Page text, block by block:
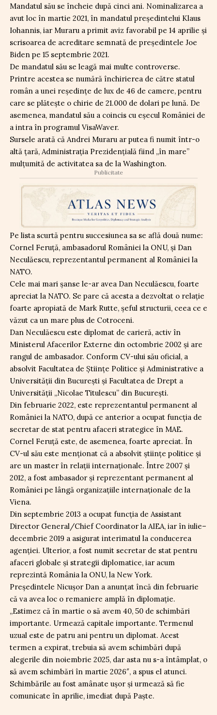
Mandatul său se încheie după cinci ani. Nominalizarea a
avut loc în martie 2021, în mandatul președintelui Klaus
Iohannis, iar Muraru a primit aviz favorabil pe 14 aprilie și
scrisoarea de acreditare semnată de președintele Joe
Biden pe 15 septembrie 2021.
De mandatul său se leagă mai multe controverse.
Printre acestea se numără închirierea de către statul
român a unei reședințe de lux de 46 de camere, pentru
care se plătește o chirie de 21.000 de dolari pe lună. De
asemenea, mandatul său a coincis cu eșecul României de
a intra în programul VisaWaver.
Sursele arată că Andrei Muraru ar putea fi numit într-o
altă țară, Administrația Prezidențială fiind „în mare”
mulțumită de activitatea sa de la Washington.
Publicitate
Pe lista scurtă pentru succesiunea sa se află două nume:
Cornel Feruță, ambasadorul României la ONU, și Dan
Neculăescu, reprezentantul permanent al României la
NATO.
Cele mai mari șanse le-ar avea Dan Neculăescu, foarte
apreciat la NATO. Se pare că acesta a dezvoltat o relație
foarte apropiată de Mark Rutte, șeful structurii, ceea ce e
văzut ca un mare plus de Cotroceni.
Dan Neculăescu este diplomat de carieră, activ în
Ministerul Afacerilor Externe din octombrie 2002 și are
rangul de ambasador. Conform CV-ului său oficial, a
absolvit Facultatea de Științe Politice și Administrative a
Universității din București și Facultatea de Drept a
Universității „Nicolae Titulescu” din București.
Din februarie 2022, este reprezentantul permanent al
României la NATO, după ce anterior a ocupat funcția de
secretar de stat pentru afaceri strategice în MAE.
Cornel Feruță este, de asemenea, foarte apreciat. În
CV-ul său este menționat că a absolvit științe politice și
are un master în relații internaționale. Între 2007 și
2012, a fost ambasador și reprezentant permanent al
României pe lângă organizațiile internaționale de la
Viena.
Din septembrie 2013 a ocupat funcția de Assistant
Director General/Chief Coordinator la AIEA, iar în iulie–
decembrie 2019 a asigurat interimatul la conducerea
agenției. Ulterior, a fost numit secretar de stat pentru
afaceri globale și strategii diplomatice, iar acum
reprezintă România la ONU, la New York.
Președintele Nicușor Dan a anunțat încă din februarie
că va avea loc o remaniere amplă în diplomație.
„Estimez că în martie o să avem 40, 50 de schimbări
importante. Urmează capitale importante. Termenul
uzual este de patru ani pentru un diplomat. Acest
termen a expirat, trebuia să avem schimbări după
alegerile din noiembrie 2025, dar asta nu s-a întâmplat, o
să avem schimbări în martie 2026″, a spus el atunci.
Schimbările au fost amânate ușor și urmează să fie
comunicate în aprilie, imediat după Paște.